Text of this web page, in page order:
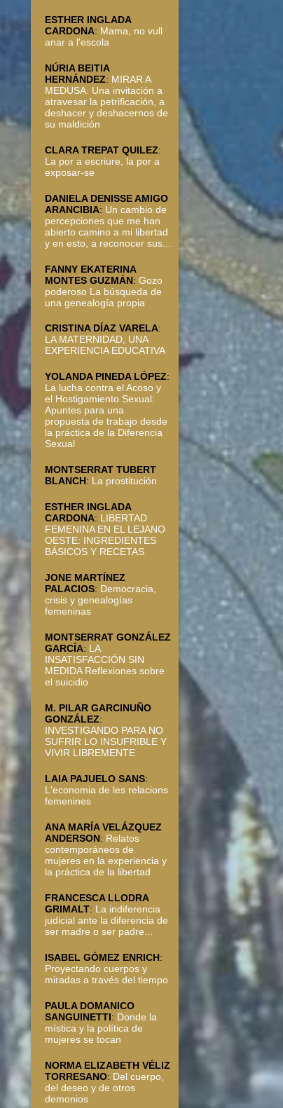
ESTHER INGLADA
CARDONA: Mama, no vull
anar a l'escola
NÚRIA BEITIA
HERNÁNDEZ: MIRAR A
MEDUSA. Una invitación a
atravesar la petrificación, a
deshacer y deshacernos de
su maldición
CLARA TREPAT QUILEZ:
La por a escriure, la por a
exposar-se
DANIELA DENISSE AMIGO
ARANCIBIA: Un cambio de
percepciones que me han
abierto camino a mi libertad
y en esto, a reconocer sus...
FANNY EKATERINA
MONTES GUZMÁN:Gozo
poderoso La búsqueda de
una genealogía propia
CRISTINA DÍAZ VARELA:
LA MATERNIDAD, UNA
EXPERIENCIA EDUCATIVA
YOLANDA PINEDA LÓPEZ:
La lucha contra el Acoso y
el Hostigamiento Sexual:
Apuntes para una
propuesta de trabajo desde
la práctica de la Diferencia
Sexual
MONTSERRAT TUBERT
BLANCH: La prostitución
ESTHER INGLADA
CARDONA: LIBERTAD
FEMENINA EN EL LEJANO
OESTE: INGREDIENTES
BÁSICOS Y RECETAS
JONE MARTÍNEZ
PALACIOS: Democracia,
crisis y genealogías
femeninas
MONTSERRAT GONZÁLEZ
GARCÍA: LA
INSATISFACCIÓN SIN
MEDIDA Reflexiones sobre
el suicidio
M. PILAR GARCINUÑO
GONZÁLEZ:
INVESTIGANDO PARA NO
SUFRIR LO INSUFRIBLE Y
VIVIR LIBREMENTE
LAIA PAJUELO SANS:
L'economia de les relacions
femenines
ANA MARÍA VELÁZQUEZ
ANDERSON: Relatos
contemporáneos de
mujeres en la experiencia y
la práctica de la libertad
FRANCESCA LLODRA
GRIMALT: La indiferencia
judicial ante la diferencia de
ser madre o ser padre...
ISABEL GÓMEZ ENRICH:
Proyectando cuerpos y
miradas a través del tiempo
PAULA DOMANICO
SANGUINETTI: Donde la
mística y la política de
mujeres se tocan
NORMA ELIZABETH VÉLIZ
TORRESANO: Del cuerpo,
del deseo y de otros
demonios